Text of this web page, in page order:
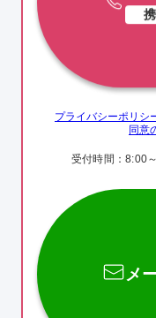
プライバシーポリシ
同意
受付時間：8:00
メ